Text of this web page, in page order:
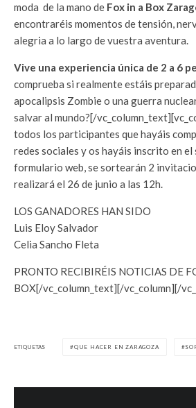
moda de la mano de Fox in a Box
encontraréis momentos de tensión,
alegria a lo largo de vuestra aventura.
Vive una experiencia única de 2 a 6
comprueba si realmente estáis
apocalipsis Zombie o una guerra
salvar al mundo?[/
todos los participantes que hayáis
redes sociales y os hayáis inscrito en el
formulario web, se sortearán 2
realizará el 26 de junio a las 12h.
LOS GANADORES HAN SIDO
Luis Eloy Salvador
Celia Sancho Fleta
PRONTO RECIBIRÉIS NOTICIAS DE
BOX[/vc_column_text][/vc_column][/
ETIQUETAS QUE HACER EN ZARAGOZA